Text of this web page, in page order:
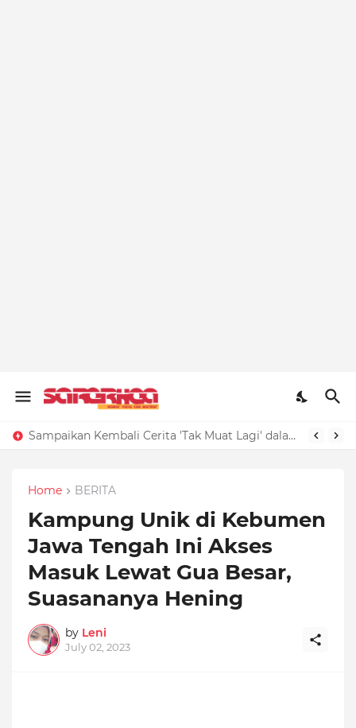
Sampaikan Kembali Cerita 'Tak Muat Lagi' dalam Tiga Kalimat, Kunci Jawaban Bahasa Indonesia Kelas 4 SD Halaman 6
Home BERITA
Kampung Unik di Kebumen
Jawa Tengah Ini Akses
Masuk Lewat Gua Besar,
Suasananya Hening
by Leni
July 02, 2023